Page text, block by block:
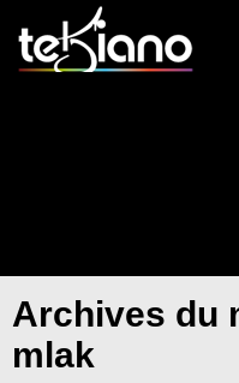
Archives du
mlak